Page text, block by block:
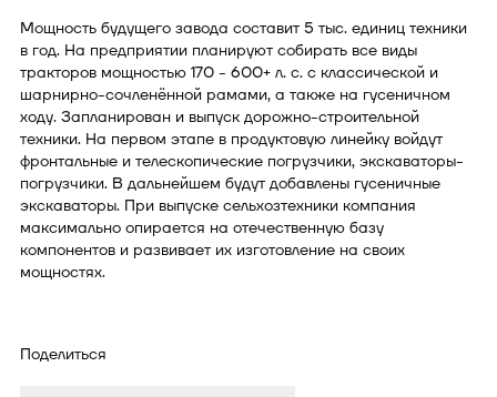
Мощность будущего завода составит 5 тыс. единиц техники
в год. На предприятии планируют собирать все виды
тракторов мощностью 170 - 600+ л. с. с классической и
шарнирно-сочленённой рамами, а также на гусеничном
ходу. Запланирован и выпуск дорожно-строительной
техники. На первом этапе в продуктовую линейку войдут
фронтальные и телескопические погрузчики, экскаваторы-
погрузчики. В дальнейшем будут добавлены гусеничные
экскаваторы. При выпуске сельхозтехники компания
максимально опирается на отечественную базу
компонентов и развивает их изготовление на своих
мощностях.
Поделиться